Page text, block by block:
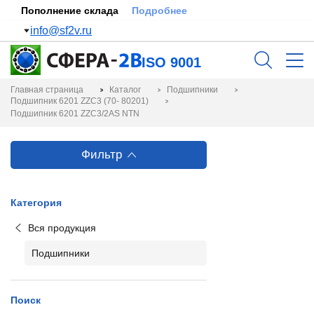
Пополнение склада Подробнее
info@sf2v.ru
ISO 9001
Главная страница Каталог
Подшипники
Подшипник 6201 ZZC3 (70- 80201)
Подшипник 6201 ZZC3/2AS NTN
Фильтр
Категория
Вся продукция
Подшипники
Поиск